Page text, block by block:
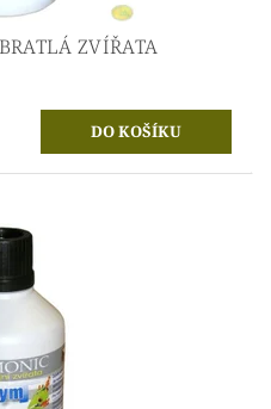
ZVÍŘATA